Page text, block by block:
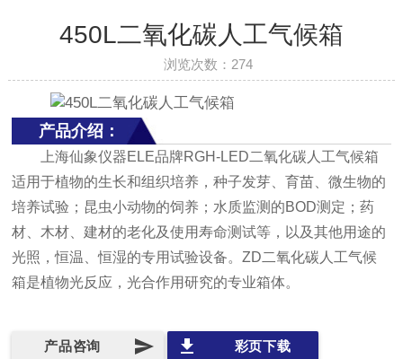
450L二氧化碳人工气候箱
浏览次数： 274
产品介绍：
上海仙象仪器ELE品牌RGH-LED二氧化碳人工气候箱
适用于植物的生长和组织培养，种子发芽、育苗、微生物的
培养试验；昆虫小动物的饲养；水质监测的BOD测定；药
材、木材、建材的老化及使用寿命测试等，以及其他用途的
光照，恒温、恒湿的专用试验设备。ZD二氧化碳人工气候
箱是植物光反应，光合作用研究的专业箱体。
send
产品咨询 file_download 彩页下载